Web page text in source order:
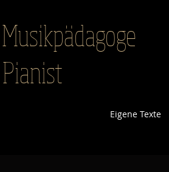
Eigene Texte